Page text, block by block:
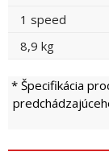
1 speed
8,9 kg
* Špecifikácia